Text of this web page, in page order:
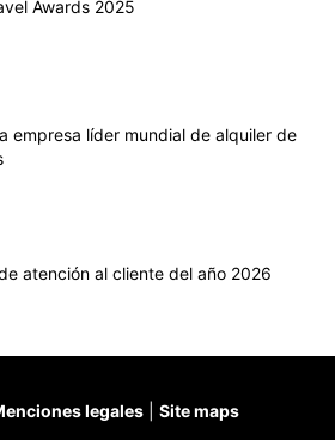
Awards 2025
empresa líder mundial de alquiler de
atención al cliente del año 2026
legales Site maps